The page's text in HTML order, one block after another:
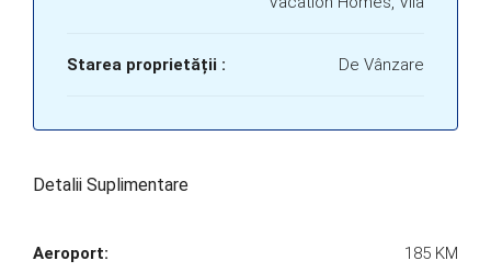
Starea proprietății : De Vânzare
Detalii Suplimentare
Aeroport: 185 KM